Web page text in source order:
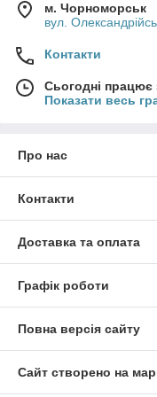
м. Чорноморськ
вул.
Контакти
Сьогодні працює
Показати весь
Про нас
Контакти
Доставка та оплата
Графік роботи
Повна версія сайту
Сайт створено на